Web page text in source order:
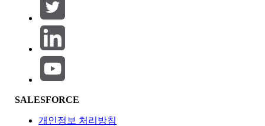
제품 영역
기능 영향
SALESFORCE
개인정보 처리방침